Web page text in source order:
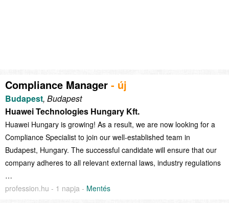
Compliance Manager - új
Budapest, Budapest
Huawei Technologies Hungary Kft.
Huawei Hungary is growing! As a result, we are now looking for a
Compliance Specialist to join our well-established team in
Budapest, Hungary. The successful candidate will ensure that our
company adheres to all relevant external laws, industry regulations
…
profession.hu - 1 napja - Mentés